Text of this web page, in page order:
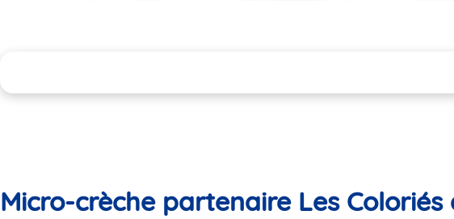
Micro-crèche partenaire Les